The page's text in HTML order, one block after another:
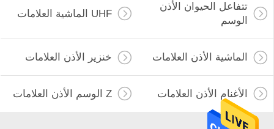
تتفاعل الحيوان الأذن
الوسم
UHF الماشية العلامات
الماشية الأذن العلامات خنزير الأذن العلامات
الأغنام الأذن العلامات Z الوسم الأذن العلامات